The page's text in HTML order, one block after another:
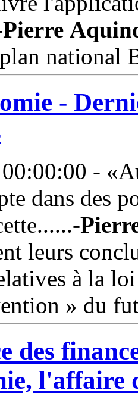
Pierre
national
-
-
dans des
leurs
à la
» du
des
l'affaire